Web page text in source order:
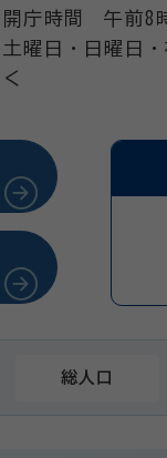
開庁時間 午前8
土曜日・日曜日
く
総人口